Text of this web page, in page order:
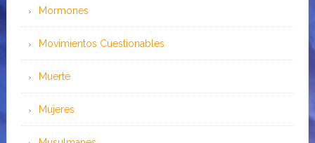
Mormones
Movimientos Cuestionables
Muerte
Mujeres